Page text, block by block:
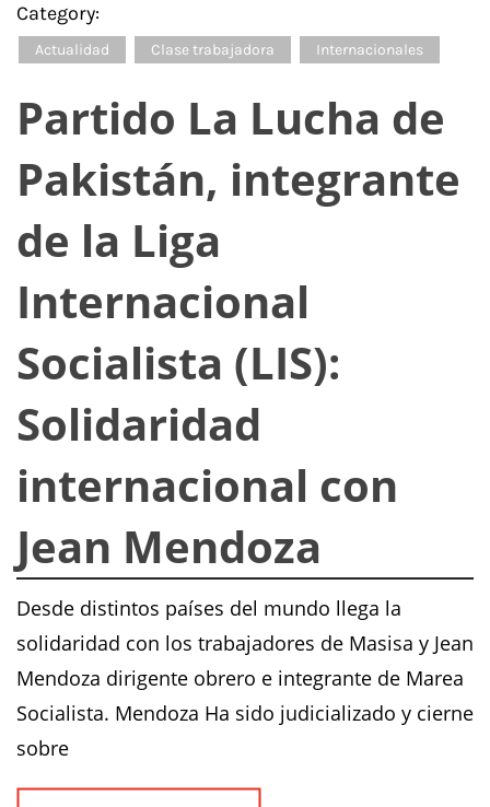
Category:
Actualidad Clase trabajadora Internacionales
Partido La Lucha de
Pakistán, integrante
de la Liga
Internacional
Socialista (LIS):
Solidaridad
internacional con
Jean Mendoza
Desde distintos países del mundo llega la
solidaridad con los trabajadores de Masisa y Jean
Mendoza dirigente obrero e integrante de Marea
Socialista. Mendoza Ha sido judicializado y cierne
sobre